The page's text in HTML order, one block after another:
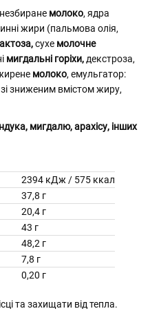
молоко, ядра
жири (пальмова олія,
сухе молочне
мигдальні горіхи, декстроза,
молоко, емульгатор:
зниженим вмістом жиру,
мигдалю, арахісу, інших
2394 кДж / 575 ккал
37,8 г
20,4 г
43 г
48,2 г
7,8 г
0,20 г
та захищати від тепла.